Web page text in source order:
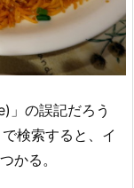
」の誤記だろう
検索すると、イ
かる。